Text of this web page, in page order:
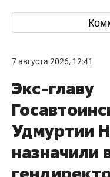
7 августа 2026, 12:41
Экс-главу
Удмуртии
назначили